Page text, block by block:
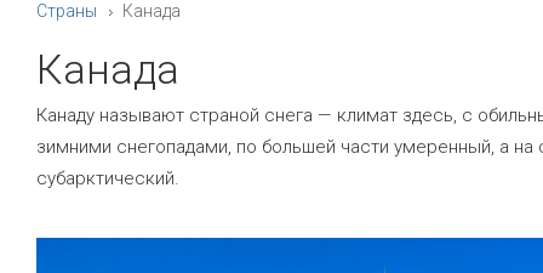
Страны Канада
Канада
Канаду называют страной снега — климат здесь, с
зимними снегопадами, по большей части умеренный, а
субарктический.